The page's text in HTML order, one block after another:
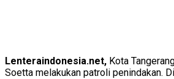
Lenteraindonesia.net, Kota
Soetta melakukan patroli penindakan.